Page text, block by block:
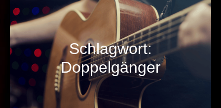
Schlagwort:
Doppelgänger